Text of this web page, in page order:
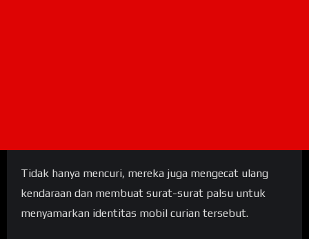
Tidak hanya mencuri, mereka juga mengecat ulang
kendaraan dan membuat surat-surat palsu untuk
menyamarkan identitas mobil curian tersebut.